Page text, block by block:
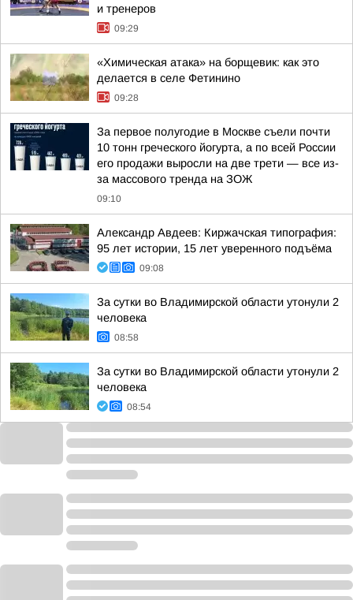
и тренеров
09:29
«Химическая атака» на борщевик: как это
делается в селе Фетинино
09:28
За первое полугодие в Москве съели почти
10 тонн греческого йогурта, а по всей России
его продажи выросли на две трети — все из-
за массового тренда на ЗОЖ
09:10
Александр Авдеев: Киржачская типография:
95 лет истории, 15 лет уверенного подъёма
09:08
За сутки во Владимирской области утонули 2
человека
08:58
За сутки во Владимирской области утонули 2
человека
08:54